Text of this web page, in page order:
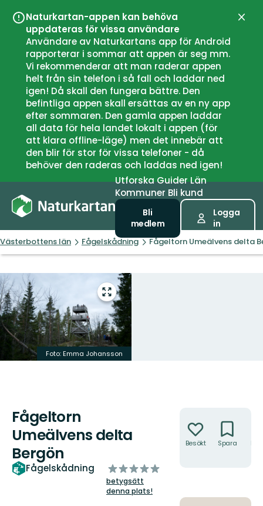
Naturkartan-appen kan behöva
uppdateras för vissa användare
Användare av Naturkartans app för Android
rapporterar i sommar att appen är seg mm.
Vi rekommenderar att man raderar appen
helt från sin telefon i så fall och laddar ned
igen! Då skall den fungera bättre. Den
befintliga appen skall ersättas av en ny app
efter sommaren. Den gamla appen laddar
all data för hela landet lokalt i appen (för
att klara offline-läge) men det innebär att
den blir för stor för vissa telefoner - då
behöver den raderas och laddas ned igen!
UtforskaGuiderLän
Kommuner Bli kund
Bli
medlem
Logga
in
Västerbottens län Fågelskådning Fågeltorn Umeälvens delta
Gå
till
helskärmsläge
Foto: Emma Johansson
Fågeltorn
Umeälvens delta
Bergön
Fågelskådning
av
5
stjärnor
betygsätt
denna plats!
Besökt Spara